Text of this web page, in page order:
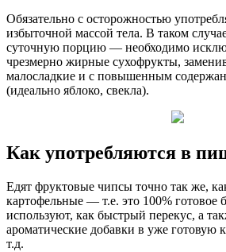
Обязательно с осторожностью
избыточной массой тела. В таком
суточную порцию — необходимо
чрезмерно жирные сухофрукты,
малосладкие и с повышенным
(идеально яблоко, свекла).
Как употребляются в
Едят фруктовые чипсы точно так же,
картофельные — т.е. это 100% готовое
используют, как быстрый перекус, а
ароматические добавки в уже готовую
т.д.